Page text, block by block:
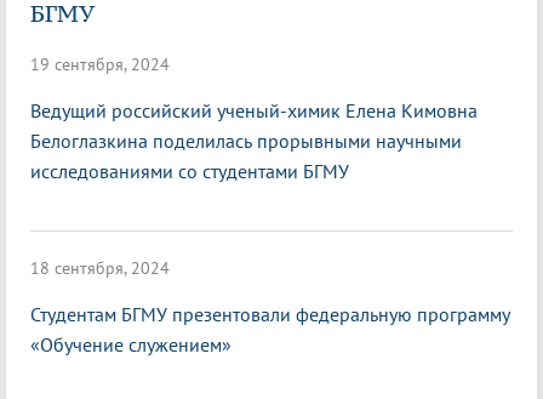
БГМУ
19 сентября, 2024
Ведущий российский ученый-химик Елена Кимовна
Белоглазкина поделилась прорывными научными
исследованиями со студентами БГМУ
18 сентября, 2024
Студентам БГМУ презентовали федеральную программу
«Обучение служением»